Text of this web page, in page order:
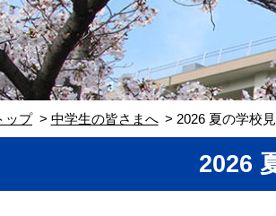
ップ 中学生の皆さまへ 2026 夏の学校
2026